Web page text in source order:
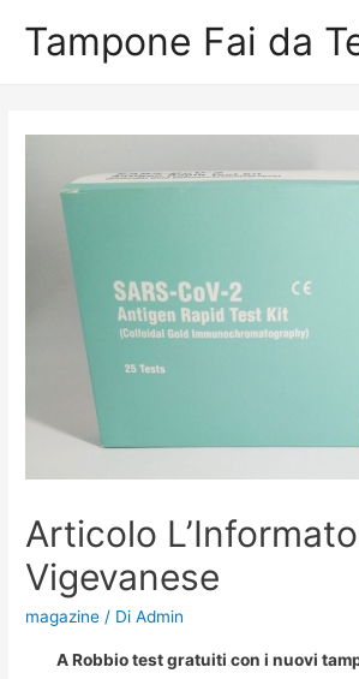
Tampone Fai da
Articolo
Vigevanese
magazine / DiAdmin
A Robbio test gratuiti con i nuovi